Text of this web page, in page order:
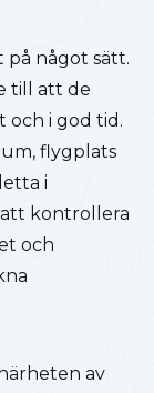
på något sätt.
till att de
och i god tid.
flygplats
i
kontrollera
och
av